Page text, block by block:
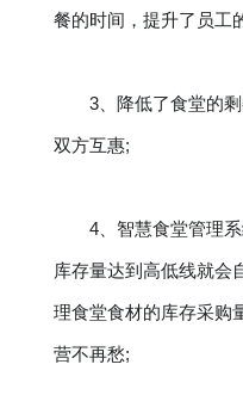
餐的时间，提升了员工
3、降低了食堂的剩
双方互惠;
4、智慧食堂管理系
库存量达到高低线就会
理食堂食材的库存采购
营不再愁;